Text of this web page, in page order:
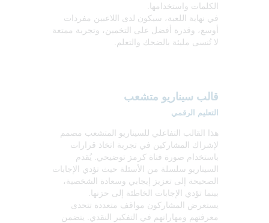
الكلمات واستخدامها.
في نهاية اللعبة، سيكون لدى اللاعبين مفردات
أوسع، وقدرة أفضل على التخمين، وتجربة ممتعة
لا تُنسى مليئة بالضحك والتعلم.
قالب سيناريو متشعب
التعليم الرقمي
هذا القالب التفاعلي للسيناريو المتشعب مصمم
لإشراك المشاركين في تجربة اتخاذ قرارات
باستخدام صورة فتاة كرمز توضيحي. يُقدم
السيناريو سلسلة من الأسئلة حيث تؤدي الإجابات
الصحيحة إلى تعزيز إيجابي وسعادة الشخصية،
بينما تؤدي الإجابات الخاطئة إلى حزنها.
يستعرض المشاركون مواقف متعددة تتحدى
معرفتهم ومهاراتهم في التفكير النقدي. يتضمن